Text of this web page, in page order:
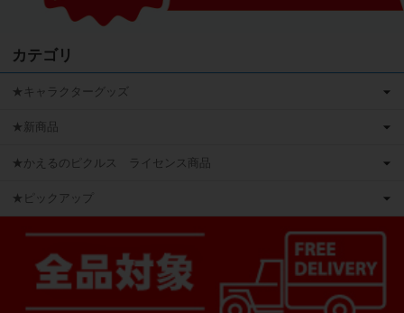
カテゴリ
★キャラクターグッズ
★新商品
★かえるのピクルス ライセンス商品
★ピックアップ